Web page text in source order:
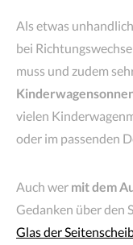
Als etwas
bei
muss und zudem
vielen
oder im passenden
Auch wer mit dem
Gedanken über den
Glas der